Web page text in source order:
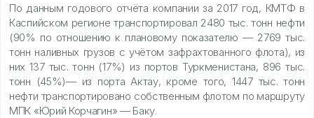
По данным годового отчёта компании за 2017 год, КМТФ в
Каспийском регионе транспортировал 2480 тыс. тонн нефти
(90% по отношению к плановому показателю — 2769 тыс.
тонн наливных грузов c учётом зафрахтованного флота), из
них 137 тыс. тонн (17%) из портов Туркменистана, 896 тыс.
тонн (45%)— из порта Актау, кроме того, 1447 тыс. тонн
нефти транспортировано собственным флотом по маршруту
МПК «Юрий Корчагин» — Баку.